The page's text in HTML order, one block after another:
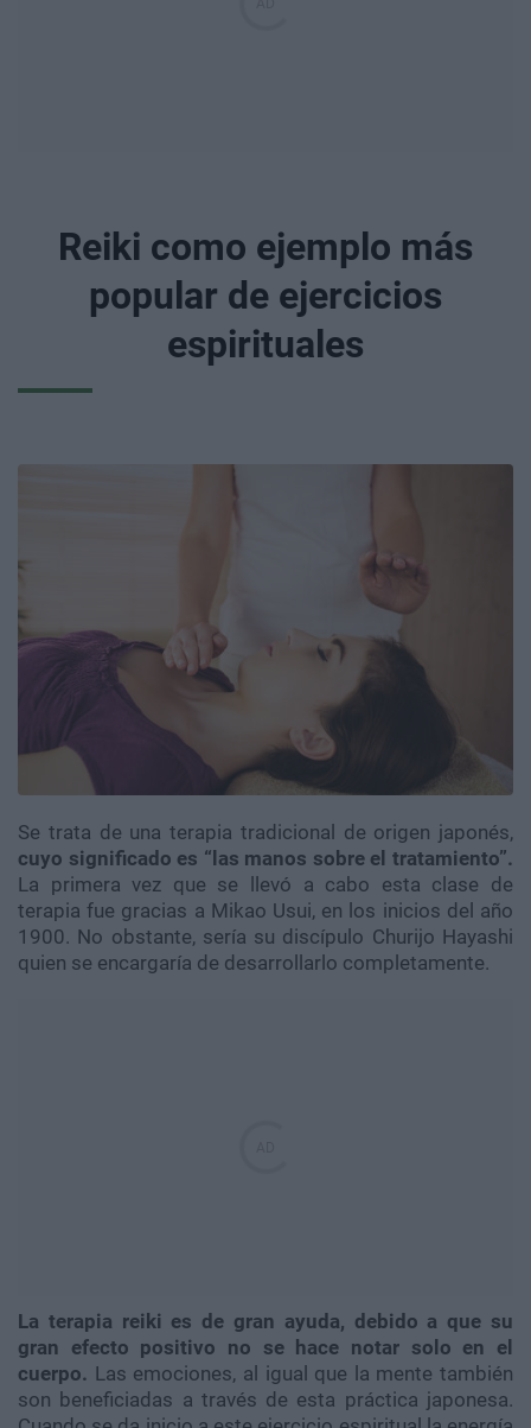
Reiki como ejemplo más
popular de ejercicios
espirituales
Se trata de una terapia tradicional de origen japonés,
cuyo significado es “las manos sobre el tratamiento”.
La primera vez que se llevó a cabo esta clase de
terapia fue gracias a Mikao Usui, en los inicios del año
1900. No obstante, sería su discípulo Churijo Hayashi
quien se encargaría de desarrollarlo completamente.
La terapia reiki es de gran ayuda, debido a que su
gran efecto positivo no se hace notar solo en el
cuerpo. Las emociones, al igual que la mente también
son beneficiadas a través de esta práctica japonesa.